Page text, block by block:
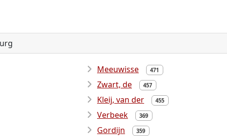
Meeuwisse 471
Zwart, de 457
Kleij, van der 455
Verbeek 369
Gordijn 359